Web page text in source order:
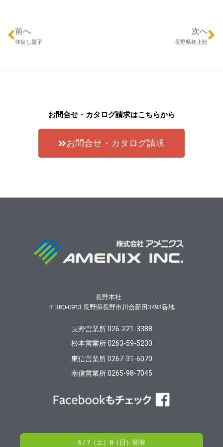
前へ
仲良し親子
次へ
長野県初上陸
お問合せ・カタログ請求はこちらから
お問合せ・カタログ請求
長野本社
〒380-0913 長野県長野市川合新田3493番地
長野営業所 026-221-3388
松本営業所 0263-59-5230
東信営業所 0267-31-6070
南信営業所 0265-98-7045
6 / 7（土）8（日）開催